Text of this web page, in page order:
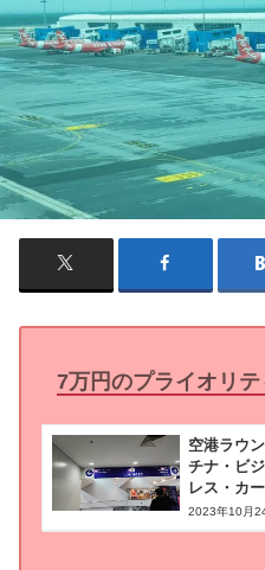
7万円のプライオリテ
空港ラウ
チナ・ビ
レス・カ
2023年10月